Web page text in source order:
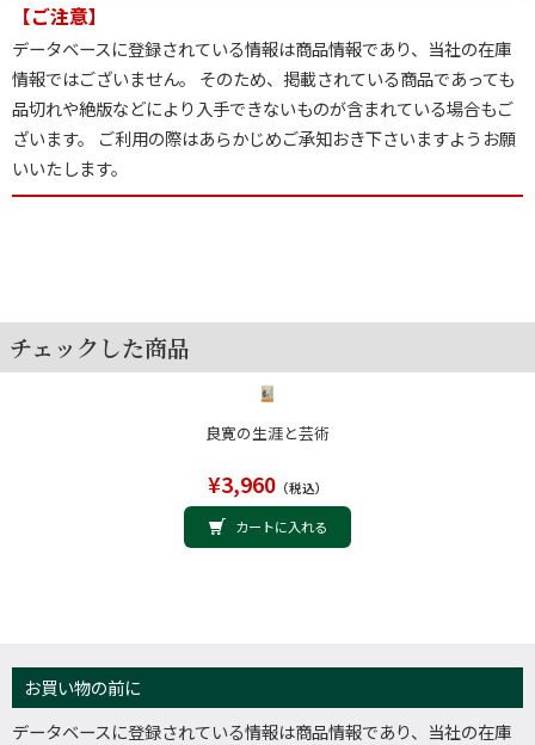
【ご注意】
データベースに登録されている情報は商品情報であり、当社の在庫
情報ではございません。 そのため、掲載されている商品であっても
品切れや絶版などにより入手できないものが含まれている場合もご
ざいます。 ご利用の際はあらかじめご承知おき下さいますようお願
いいたします。
チェックした商品
良寛の生涯と芸術
¥3,960（税込）
カートに入れる
お買い物の前に
データベースに登録されている情報は商品情報であり、当社の在庫